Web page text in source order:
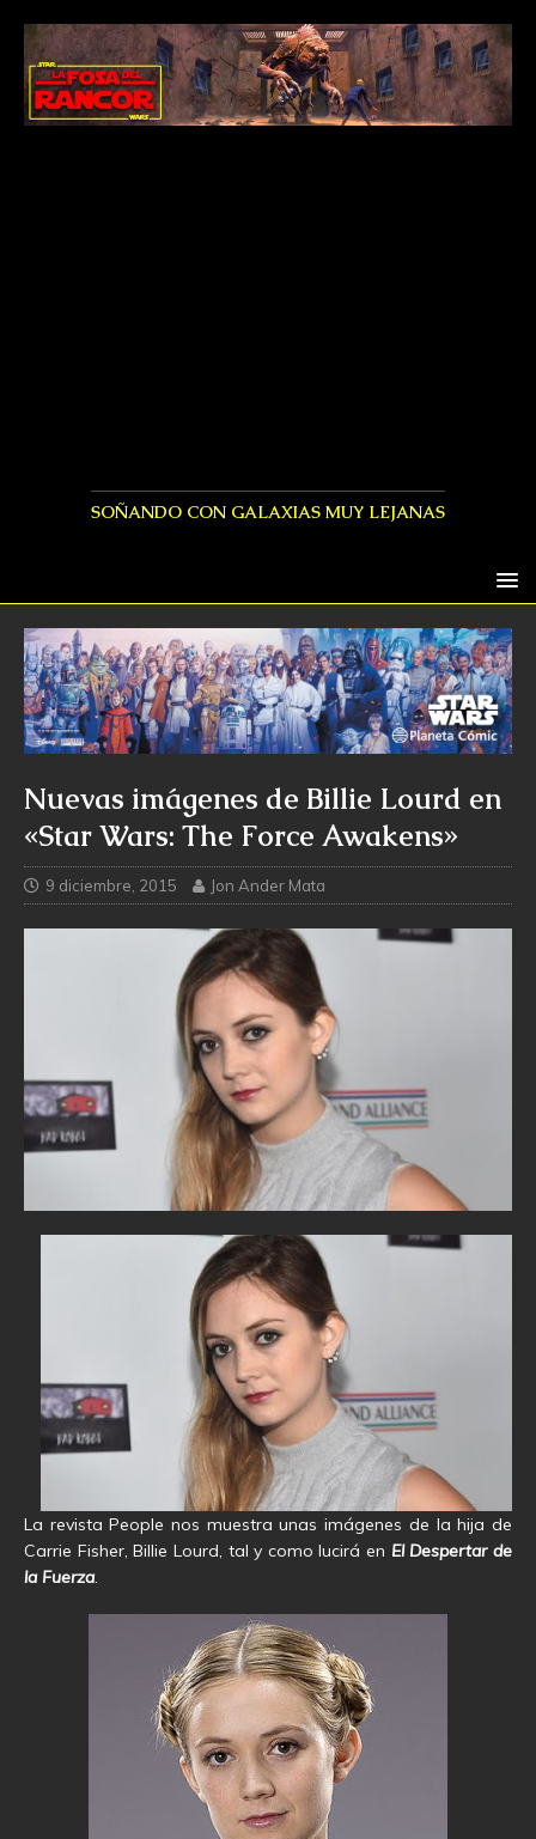
SOÑANDO CON GALAXIAS MUY LEJANAS
Nuevas imágenes de Billie Lourd en
«Star Wars: The Force Awakens»
9 diciembre, 2015 Jon Ander Mata
La revista People nos muestra unas imágenes de la hija de
Carrie Fisher, Billie Lourd, tal y como lucirá en El Despertar de
la Fuerza.